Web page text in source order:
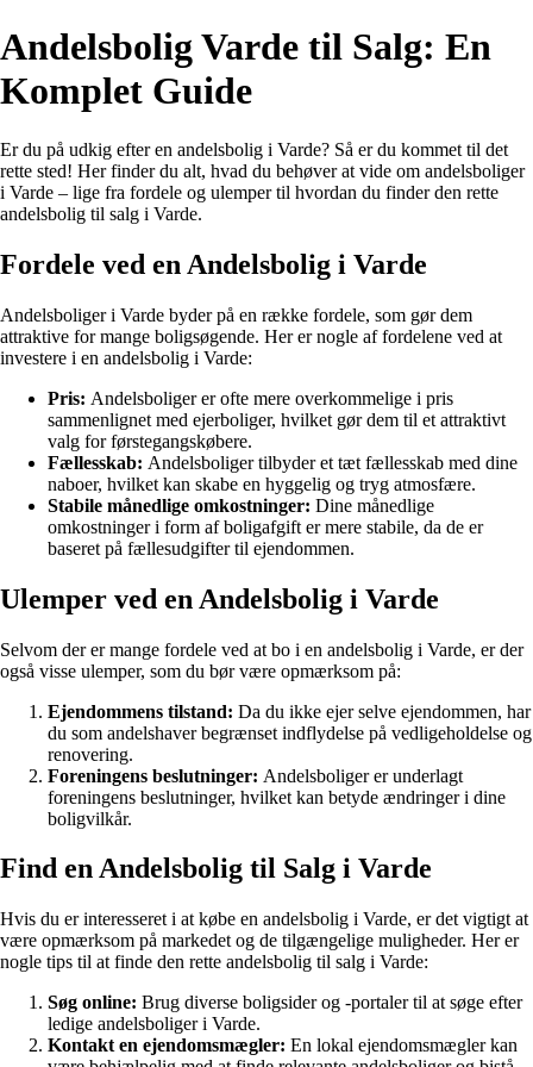
Andelsbolig Varde til Salg: En
Komplet Guide
Er du på udkig efter en andelsbolig i Varde? Så er du kommet til det
rette sted! Her finder du alt, hvad du behøver at vide om andelsboliger
i Varde – lige fra fordele og ulemper til hvordan du finder den rette
andelsbolig til salg i Varde.
Fordele ved en Andelsbolig i Varde
Andelsboliger i Varde byder på en række fordele, som gør dem
attraktive for mange boligsøgende. Her er nogle af fordelene ved at
investere i en andelsbolig i Varde:
Pris: Andelsboliger er ofte mere overkommelige i pris
sammenlignet med ejerboliger, hvilket gør dem til et attraktivt
valg for førstegangskøbere.
Fællesskab: Andelsboliger tilbyder et tæt fællesskab med dine
naboer, hvilket kan skabe en hyggelig og tryg atmosfære.
Stabile månedlige omkostninger: Dine månedlige
omkostninger i form af boligafgift er mere stabile, da de er
baseret på fællesudgifter til ejendommen.
Ulemper ved en Andelsbolig i Varde
Selvom der er mange fordele ved at bo i en andelsbolig i Varde, er der
også visse ulemper, som du bør være opmærksom på:
Ejendommens tilstand: Da du ikke ejer selve ejendommen, har
du som andelshaver begrænset indflydelse på vedligeholdelse og
renovering.
Foreningens beslutninger: Andelsboliger er underlagt
foreningens beslutninger, hvilket kan betyde ændringer i dine
boligvilkår.
Find en Andelsbolig til Salg i Varde
Hvis du er interesseret i at købe en andelsbolig i Varde, er det vigtigt at
være opmærksom på markedet og de tilgængelige muligheder. Her er
nogle tips til at finde den rette andelsbolig til salg i Varde:
Søg online: Brug diverse boligsider og -portaler til at søge efter
ledige andelsboliger i Varde.
Kontakt en ejendomsmægler: En lokal ejendomsmægler kan